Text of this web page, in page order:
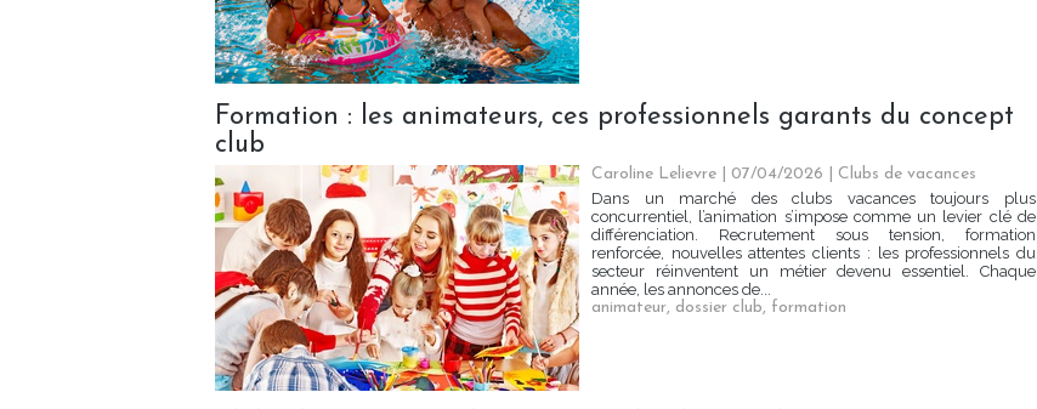
Formation : les animateurs, ces professionnels garants du concept
club
Caroline Lelievre | 07/04/2026
Clubs de vacances
Dans un marché des clubs vacances toujours plus
concurrentiel, l’animation s’impose comme un levier clé de
différenciation. Recrutement sous tension, formation
renforcée, nouvelles attentes clients : les professionnels du
secteur réinventent un métier devenu essentiel. Chaque
année, les annonces de...
animateur, dossier club, formation